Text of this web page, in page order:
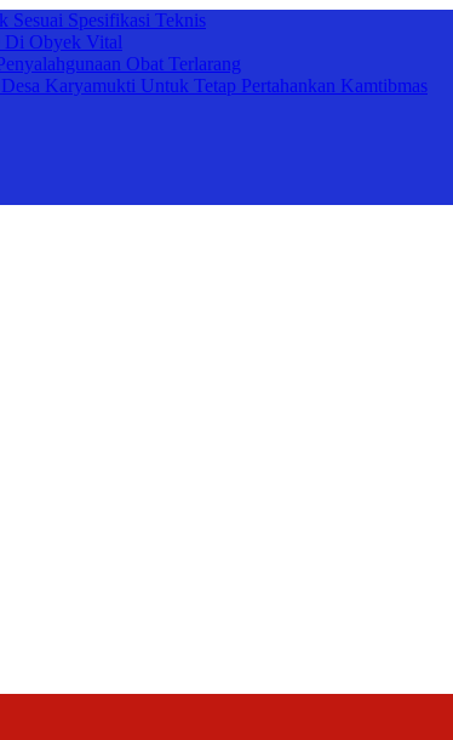
Sesuai Spesifikasi Teknis
Di Obyek Vital
Obat Terlarang
Karyamukti Untuk Tetap Pertahankan Kamtibmas